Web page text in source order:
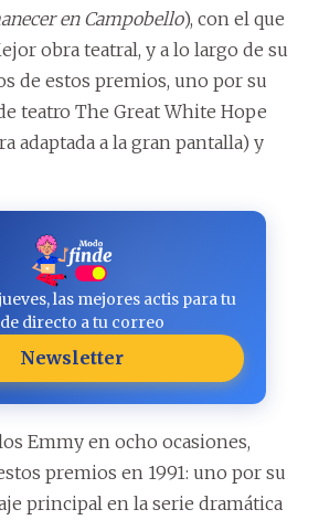
en Campobello), con el que
obra teatral, y a lo largo de su
de estos premios, uno por su
teatro The Great White Hope
adaptada a la gran pantalla) y
las mejores actis para tu
directo a tu correo
Newsletter
Emmy en ocho ocasiones,
premios en 1991: uno por su
principal en la serie dramática